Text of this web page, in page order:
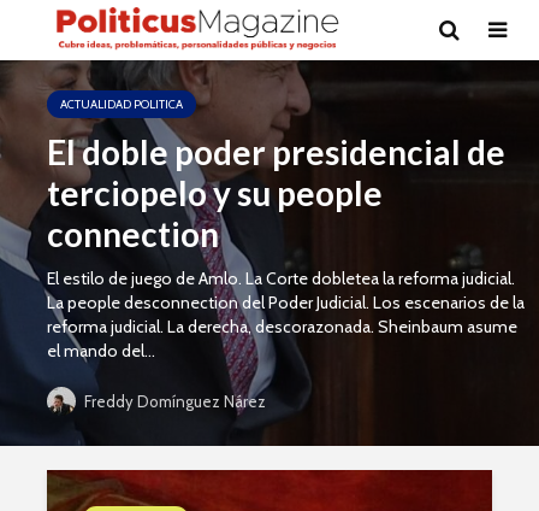
ACTUALIDAD POLITICA
El doble poder presidencial de
terciopelo y su people
connection
El estilo de juego de Amlo. La Corte dobletea la reforma judicial.
La people desconnection del Poder Judicial. Los escenarios de la
reforma judicial. La derecha, descorazonada. Sheinbaum asume
el mando del...
Freddy Domínguez Nárez